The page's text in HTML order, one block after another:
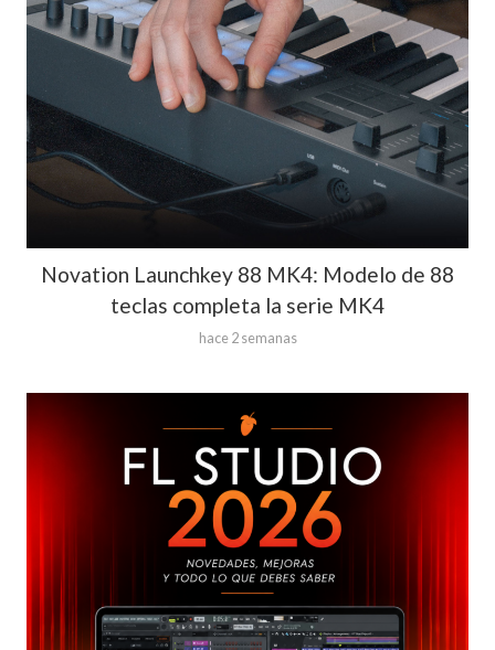
Novation Launchkey 88 MK4: Modelo de 88
teclas completa la serie MK4
hace 2 semanas